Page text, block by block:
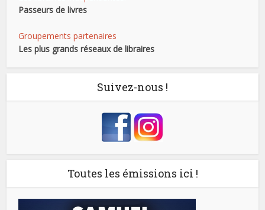
Passeurs de livres
Groupements partenaires
Les plus grands réseaux de libraires
Suivez-nous !
Toutes les émissions ici !